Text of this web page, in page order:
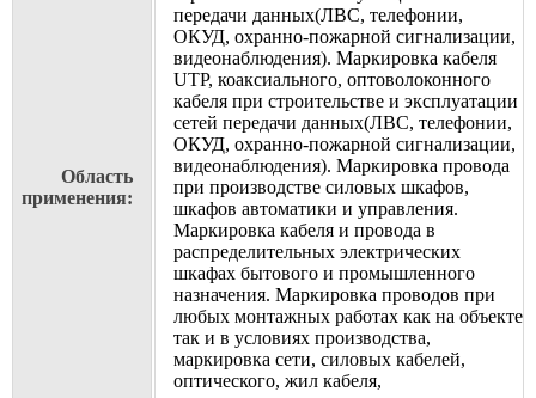
Область
применения:
передачи данных(ЛВС, телефонии,
ОКУД, охранно-пожарной сигнализации,
видеонаблюдения). Маркировка кабеля
UTP, коаксиального, оптоволоконного
кабеля при строительстве и эксплуатации
сетей передачи данных(ЛВС, телефонии,
ОКУД, охранно-пожарной сигнализации,
видеонаблюдения). Маркировка провода
при производстве силовых шкафов,
шкафов автоматики и управления.
Маркировка кабеля и провода в
распределительных электрических
шкафах бытового и промышленного
назначения. Маркировка проводов при
любых монтажных работах как на объекте
так и в условиях производства,
маркировка сети, силовых кабелей,
оптического, жил кабеля,